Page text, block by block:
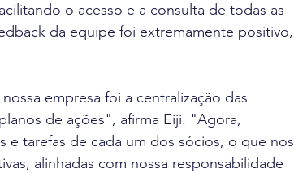
o acesso e a consulta de todas as
da equipe foi extremamente positivo,
empresa foi a centralização das
de ações", afirma Eiji. "Agora,
e tarefas de cada um dos sócios, o que nos
alinhadas com nossa responsabilidade